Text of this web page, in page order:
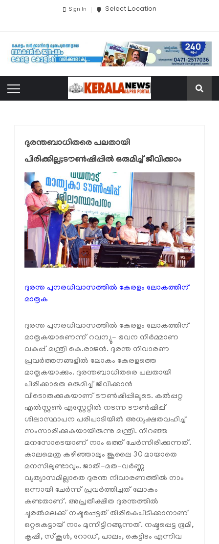
Sign In Select Location
ദുരന്തബാധിതരെ പലതായി
പിരിക്കില്ല;ടൗണ്‍ഷിപ്പില്‍ ഒരുമിച്ച് ജീവിക്കാം
ദുരന്ത പുനരധിവാസത്തില്‍ കേരളം ലോകത്തിന്
മാതൃക
ദുരന്ത പുനരധിവാസത്തില്‍ കേരളം ലോകത്തിന്
മാതൃകയാണെന്ന് റവന്യൂ- ഭവന നിര്‍മ്മാണ
വകുപ്പ് മന്ത്രി കെ.രാജന്‍. ദുരന്ത നിവാരണ
പ്രവര്‍ത്തനങ്ങളില്‍ ലോകം കേരളത്തെ
മാതൃകയാക്കും. ദുരന്തബാധിതരെ പലതായി
പിരിക്കാതെ ഒരുമിച്ച് ജീവിക്കാന്‍
വീടൊരുക്കുകയാണ് ടൗണ്‍ഷിപ്പിലൂടെ. കല്‍പ്പറ്റ
എല്‍സ്റ്റണ്‍ എസ്റ്റേറ്റില്‍ നടന്ന ടൗണ്‍ഷിപ്പ്
ശിലാസ്ഥാപന പരിപാടിയില്‍ അധ്യക്ഷതവഹിച്ച്
സംസാരിക്കുകയായിരുന്നു മന്ത്രി. നിറഞ്ഞ
മനസോടെയാണ് നാം ഒത്ത് ചേര്‍ന്നിരിക്കുന്നത്.
കാലമെത്ര കഴിഞ്ഞാലും ജൂലൈ 30 മായാതെ
മനസിലുണ്ടാവും. ജാതി-മത-വര്‍ണ്ണ
വ്യത്യാസമില്ലാതെ ദുരന്ത നിവാരണത്തില്‍ നാം
ഒന്നായി ചേര്‍ന്ന് പ്രവര്‍ത്തിച്ചത് ലോകം
കണ്ടതാണ്. അപ്രതീക്ഷിത ദുരന്തത്തില്‍
ചൂരല്‍മലക്ക് നഷ്ടപ്പെട്ടത് തിരികെപിടിക്കാനാണ്
ഒറ്റകെട്ടായ് നാം മുന്നിട്ടിറങ്ങുന്നത്. നഷ്ടപ്പെട്ട ഭൂമി,
കൃഷി, സ്‌കൂള്‍, റോഡ്, പാലം, കെട്ടിടം എന്നിവ